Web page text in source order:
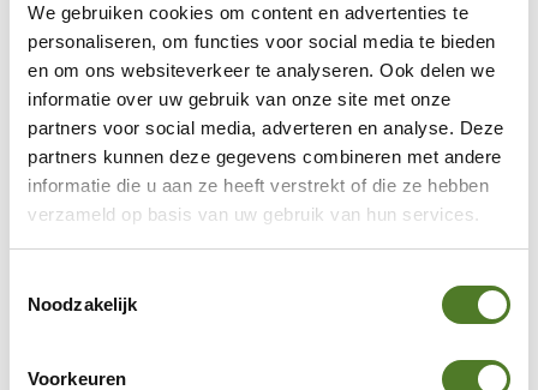
We gebruiken cookies om content en advertenties te
personaliseren, om functies voor social media te bieden
en om ons websiteverkeer te analyseren. Ook delen we
informatie over uw gebruik van onze site met onze
partners voor social media, adverteren en analyse. Deze
partners kunnen deze gegevens combineren met andere
informatie die u aan ze heeft verstrekt of die ze hebben
verzameld op basis van uw gebruik van hun services.
Noodzakelijk
Voorkeuren
NEWS
NEWS
RE-ORDER
Tendances
Charms
AW26 formes organiques
AW26 imprimés audacieux